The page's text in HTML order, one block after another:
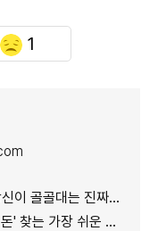
1
골골대는 진짜 이유
는 가장 쉬운 방법